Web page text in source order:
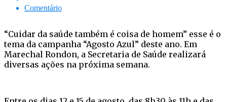
Comentário
“Cuidar da saúde também é coisa de homem” esse é o
tema da campanha “Agosto Azul” deste ano. Em
Marechal Rondon, a Secretaria de Saúde realizará
diversas ações na próxima semana.